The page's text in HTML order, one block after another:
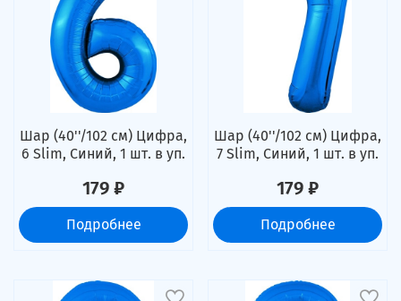
Шар (40''/102 см) Цифра,
6 Slim, Синий, 1 шт. в уп.
179 ₽
Подробнее
Шар (40''/102 см) Цифра,
7 Slim, Синий, 1 шт. в уп.
179 ₽
Подробнее